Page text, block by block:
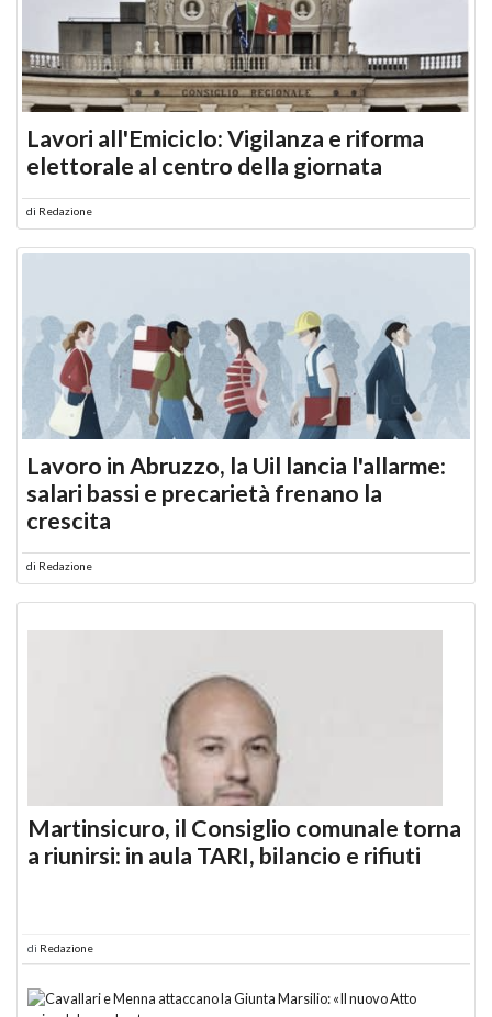
Lavori all'Emiciclo: Vigilanza e riforma
elettorale al centro della giornata
di Redazione
Lavoro in Abruzzo, la Uil lancia l'allarme:
salari bassi e precarietà frenano la
crescita
di Redazione
Martinsicuro, il Consiglio comunale torna
a riunirsi: in aula TARI, bilancio e rifiuti
di Redazione